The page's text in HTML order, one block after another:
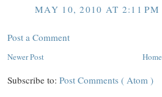
MAY 10, 2010 AT 2:11 PM
Post a Comment
Newer Post Home
Subscribe to: Post Comments ( Atom )